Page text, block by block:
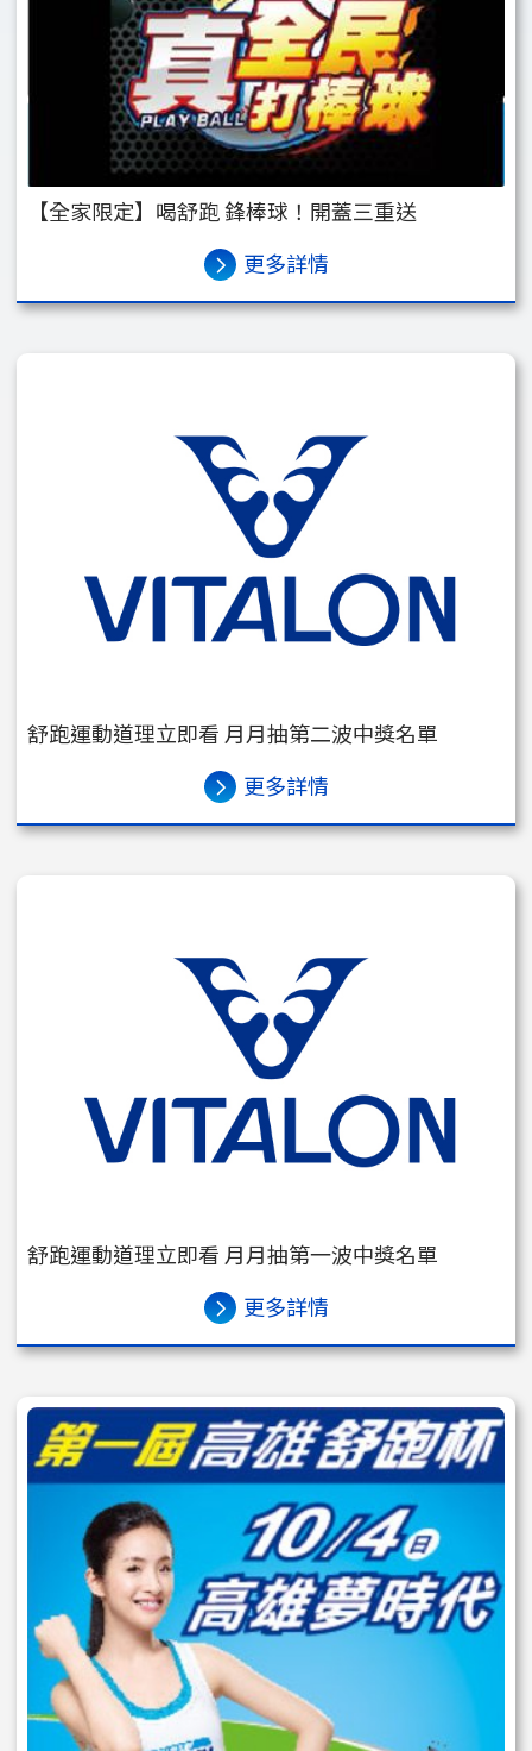
【全家限定】喝舒跑 鋒棒球！開蓋三重送
更多詳情
舒跑運動道理立即看 月月抽第二波中獎名單
更多詳情
舒跑運動道理立即看 月月抽第一波中獎名單
更多詳情